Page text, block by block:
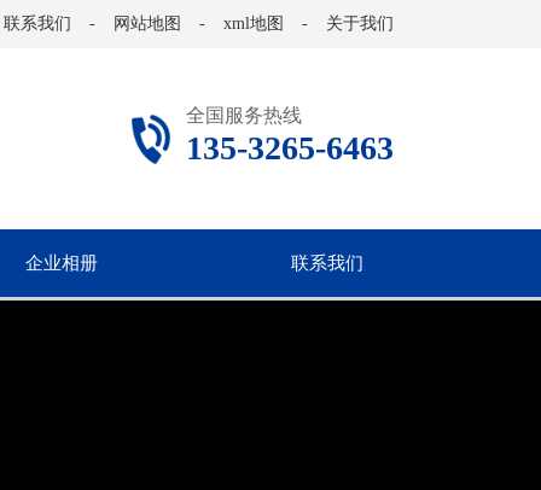
联系我们 - 网站地图 - xml地图 - 关于我们
全国服务热线
135-3265-6463
企业相册 联系我们